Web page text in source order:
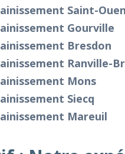
Saint-Ouen
Gourville
Bresdon
Ranville-
Mons
Siecq
Mareuil